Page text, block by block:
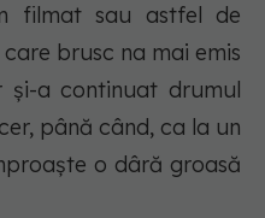
filmat sau astfel de
brusc na mai emis
și-a continuat drumul
până când, ca la un
o dâră groasă